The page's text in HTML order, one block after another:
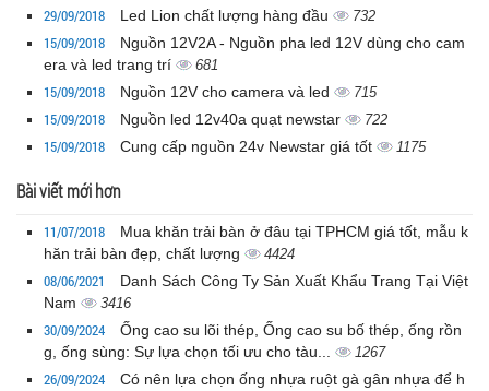
29/09/2018 Led Lion chất lượng hàng đầu 732
15/09/2018
Nguồn 12V2A - Nguồn pha led 12V dùng cho cam
era và led trang trí
681
15/09/2018 Nguồn 12V cho camera và led 715
15/09/2018 Nguồn led 12v40a quạt newstar 722
15/09/2018 Cung cấp nguồn 24v Newstar giá tốt 1175
Bài viết mới hơn
11/07/2018
Mua khăn trải bàn ở đâu tại TPHCM giá tốt, mẫu k
hăn trải bàn đẹp, chất lượng
4424
08/06/2021
Danh Sách Công Ty Sản Xuất Khẩu Trang Tại Việt
Nam
3416
30/09/2024
Ống cao su lõi thép, Ống cao su bố thép, ống rồn
g, ống sùng: Sự lựa chọn tối ưu cho tàu...
1267
26/09/2024
Có nên lựa chọn ống nhựa ruột gà gân nhựa để h